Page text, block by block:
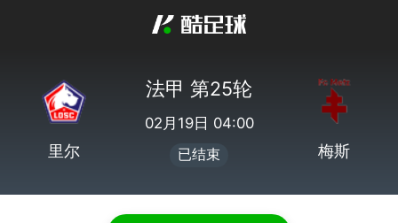
里尔
法甲 第25轮
02月19日 04:00
已结束 梅斯